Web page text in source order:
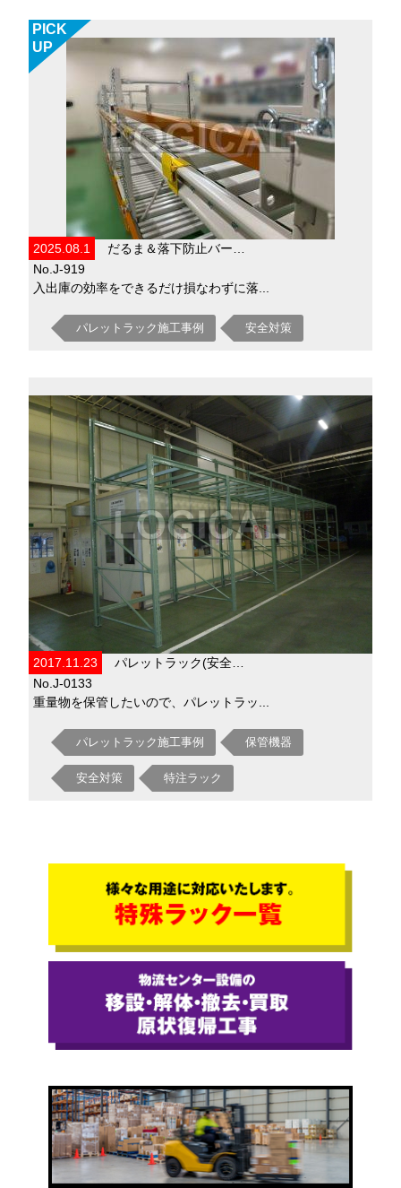
PICK
UP
2025.08.1
だるま＆落下防止バー…
No.J-919
入出庫の効率をできるだけ損なわずに落...
パレットラック施工事例 安全対策
2017.11.23
パレットラック(安全…
No.J-0133
重量物を保管したいので、パレットラッ...
パレットラック施工事例 保管機器
安全対策 特注ラック